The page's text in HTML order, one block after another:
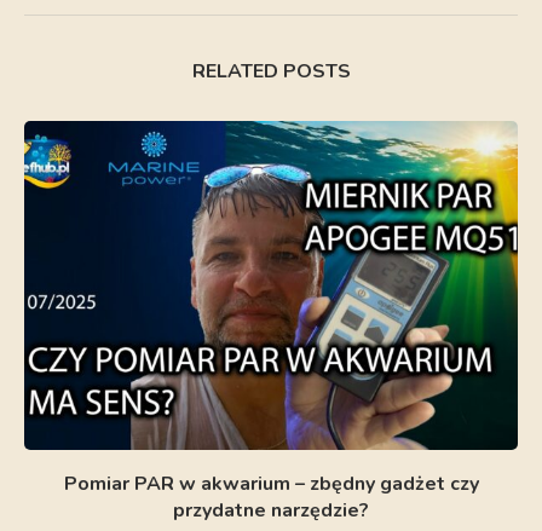
RELATED POSTS
Pomiar PAR w akwarium – zbędny gadżet czy
przydatne narzędzie?